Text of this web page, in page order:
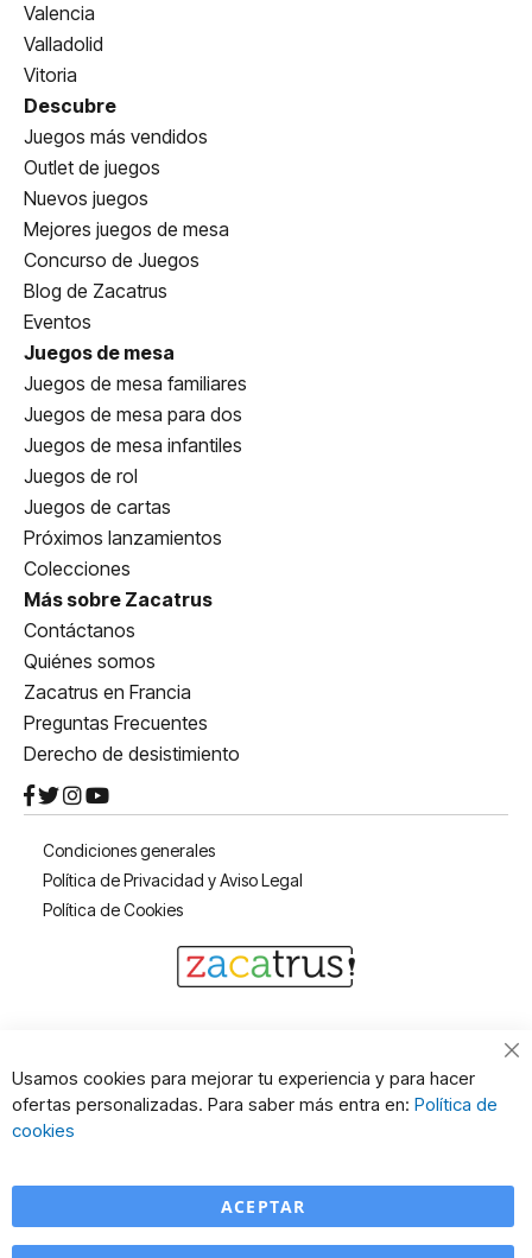
Valencia
Valladolid
Vitoria
Descubre
Juegos más vendidos
Outlet de juegos
Nuevos juegos
Mejores juegos de mesa
Concurso de Juegos
Blog de Zacatrus
Eventos
Juegos de mesa
Juegos de mesa familiares
Juegos de mesa para dos
Juegos de mesa infantiles
Juegos de rol
Juegos de cartas
Próximos lanzamientos
Colecciones
Más sobre Zacatrus
Contáctanos
Quiénes somos
Zacatrus en Francia
Preguntas Frecuentes
Derecho de desistimiento
Condiciones generales
Política de Privacidad y Aviso Legal
Política de Cookies
Usamos cookies para mejorar tu experiencia y para hacer
ofertas personalizadas. Para saber más entra en: Política de
cookies
ACEPTAR